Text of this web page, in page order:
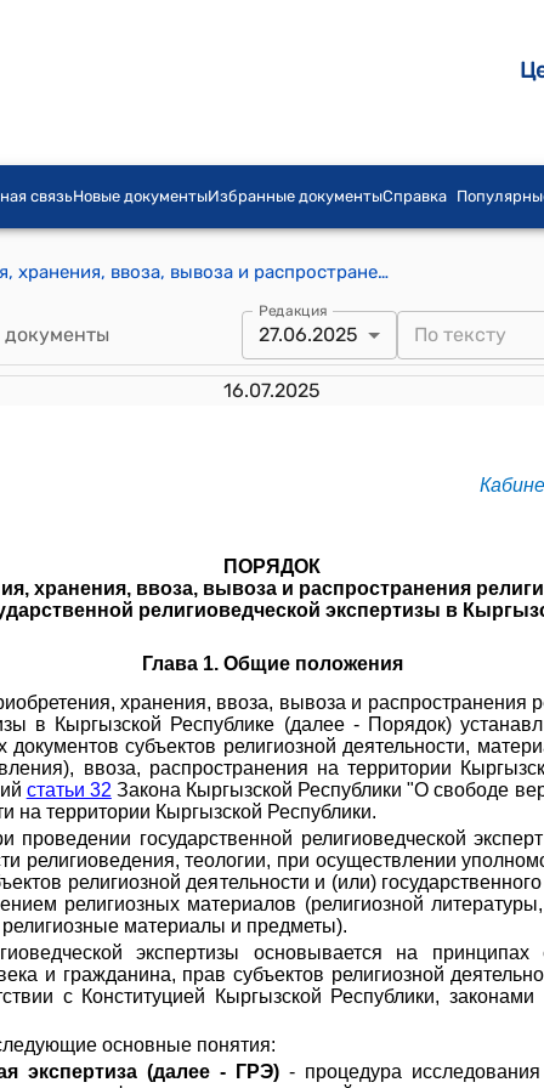
связьНовые документыИзбранные документыСправка
Порядок производства, приобретения, хранения, ввоза, вывоза и распространения религиозных материалов, а также проведения государственной религиоведческой экспертизы в Кыргызской Республике (приложение 1 к постановлению Кабинета Министров КР от 27 июня 2025 года № 372)
Редакция
27.06.2025
16.07.2025